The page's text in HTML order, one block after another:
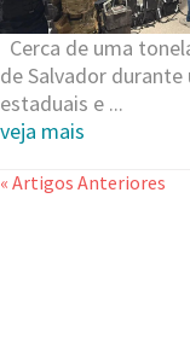
Cerca de uma
de Salvador
estaduais e ...
veja mais
« Artigos Anteriores